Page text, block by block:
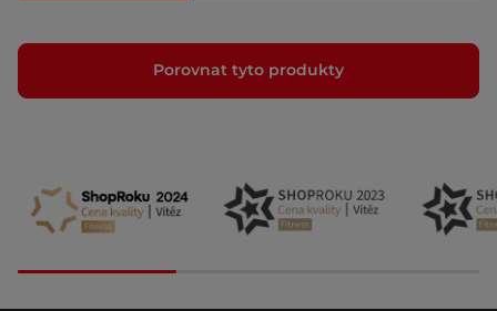
Porovnat tyto produkty